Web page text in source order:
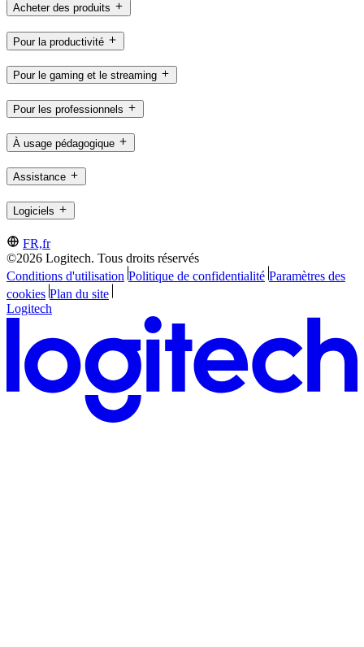
Acheter des produits
Pour la productivité
Pour le gaming et le streaming
Pour les professionnels
À usage pédagogique
Assistance
Logiciels
FR,fr
©2026 Logitech. Tous droits réservés
Conditions d'utilisation Politique de confidentialité Paramètres des
cookies Plan du site
Logitech